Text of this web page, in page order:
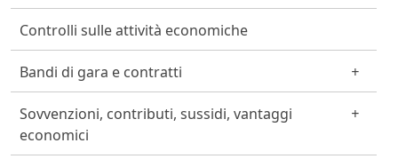
Controlli sulle attività economiche
Bandi di gara e contratti
Sovvenzioni, contributi, sussidi, vantaggi
economici